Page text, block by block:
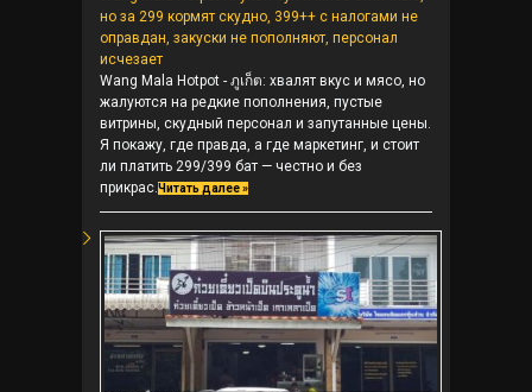
но за 299 кормят скудно, 399++ с налогами не
оправдан, закуски не пополняют, персонал
исчезает
Wang Mala Hotpot - ภูเก็ต: хвалят вкус и мясо, но
жалуются на редкие пополнения, пустые
витрины, скудный персонал и запутанные цены.
Я покажу, где правда, а где маркетинг, и стоит
ли платить 299/399 бат — честно и без
прикрас.Читать далее »